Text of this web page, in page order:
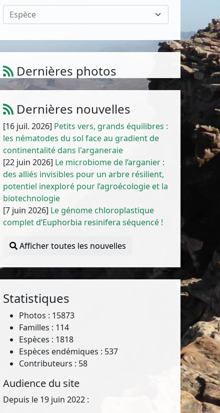
Espèce
Dernières photos
Amaranthus muricatus (Moq.) Hieron.
Dernières nouvelles
[16 juil. 2026] Petits vers, grands équilibres :
les nématodes du sol face au gradient de
continentalité dans l'arganeraie
[22 juin 2026] Le microbiome de l’arganier :
des alliés invisibles pour un arbre résilient,
potentiel inexploré pour l’agroécologie et la
biotechnologie
[7 juin 2026] Le génome chloroplastique
complet d’Euphorbia resinifera séquencé !
Afficher toutes les nouvelles
Statistiques
Photos : 15873
Familles : 114
Espèces : 1818
Espèces endémiques : 537
Contributeurs : 58
Audience du site
Depuis le 19 juin 2022 :